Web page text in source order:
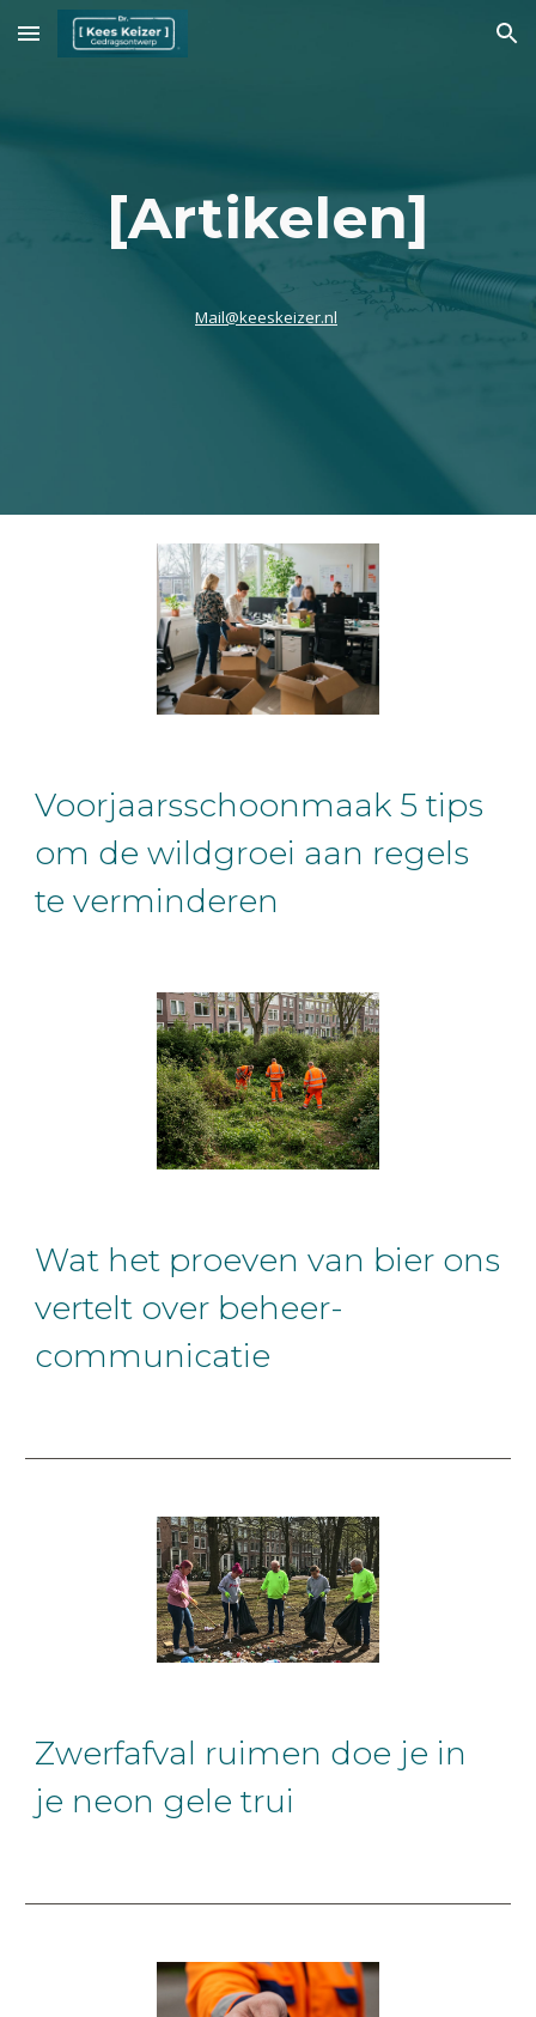
Skip to main content Skip to navigation
[Artikelen]
Mail@keeskeizer.nl
Voorjaarsschoonmaak 5 tips
om de wildgroei aan regels
te verminderen
Wat het proeven van bier ons
vertelt over beheer-
communicatie
Zwerfafval ruimen doe je in
je neon gele trui